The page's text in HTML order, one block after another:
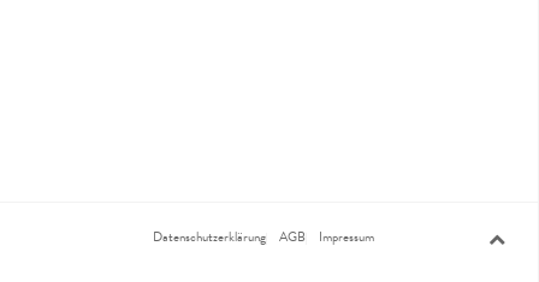
Datenschutzerklärung AGB Impressum